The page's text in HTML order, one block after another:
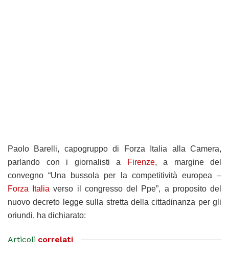
Paolo Barelli, capogruppo di Forza Italia alla Camera,
parlando con i giornalisti a
Firenze, a margine del
convegno “Una bussola per la competitività europea –
Forza Italia verso il congresso del Ppe”, a proposito del
nuovo decreto legge sulla stretta della cittadinanza per gli
oriundi, ha dichiarato:
Articoli correlati